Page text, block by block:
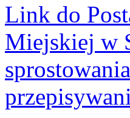
Link do
Miejskiej w